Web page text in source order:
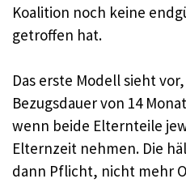
Koalition noch keine
getroffen hat.
Das erste Modell sieht
Bezugsdauer von 14
wenn beide Elternteile
Elternzeit nehmen. Die
dann Pflicht, nicht mehr